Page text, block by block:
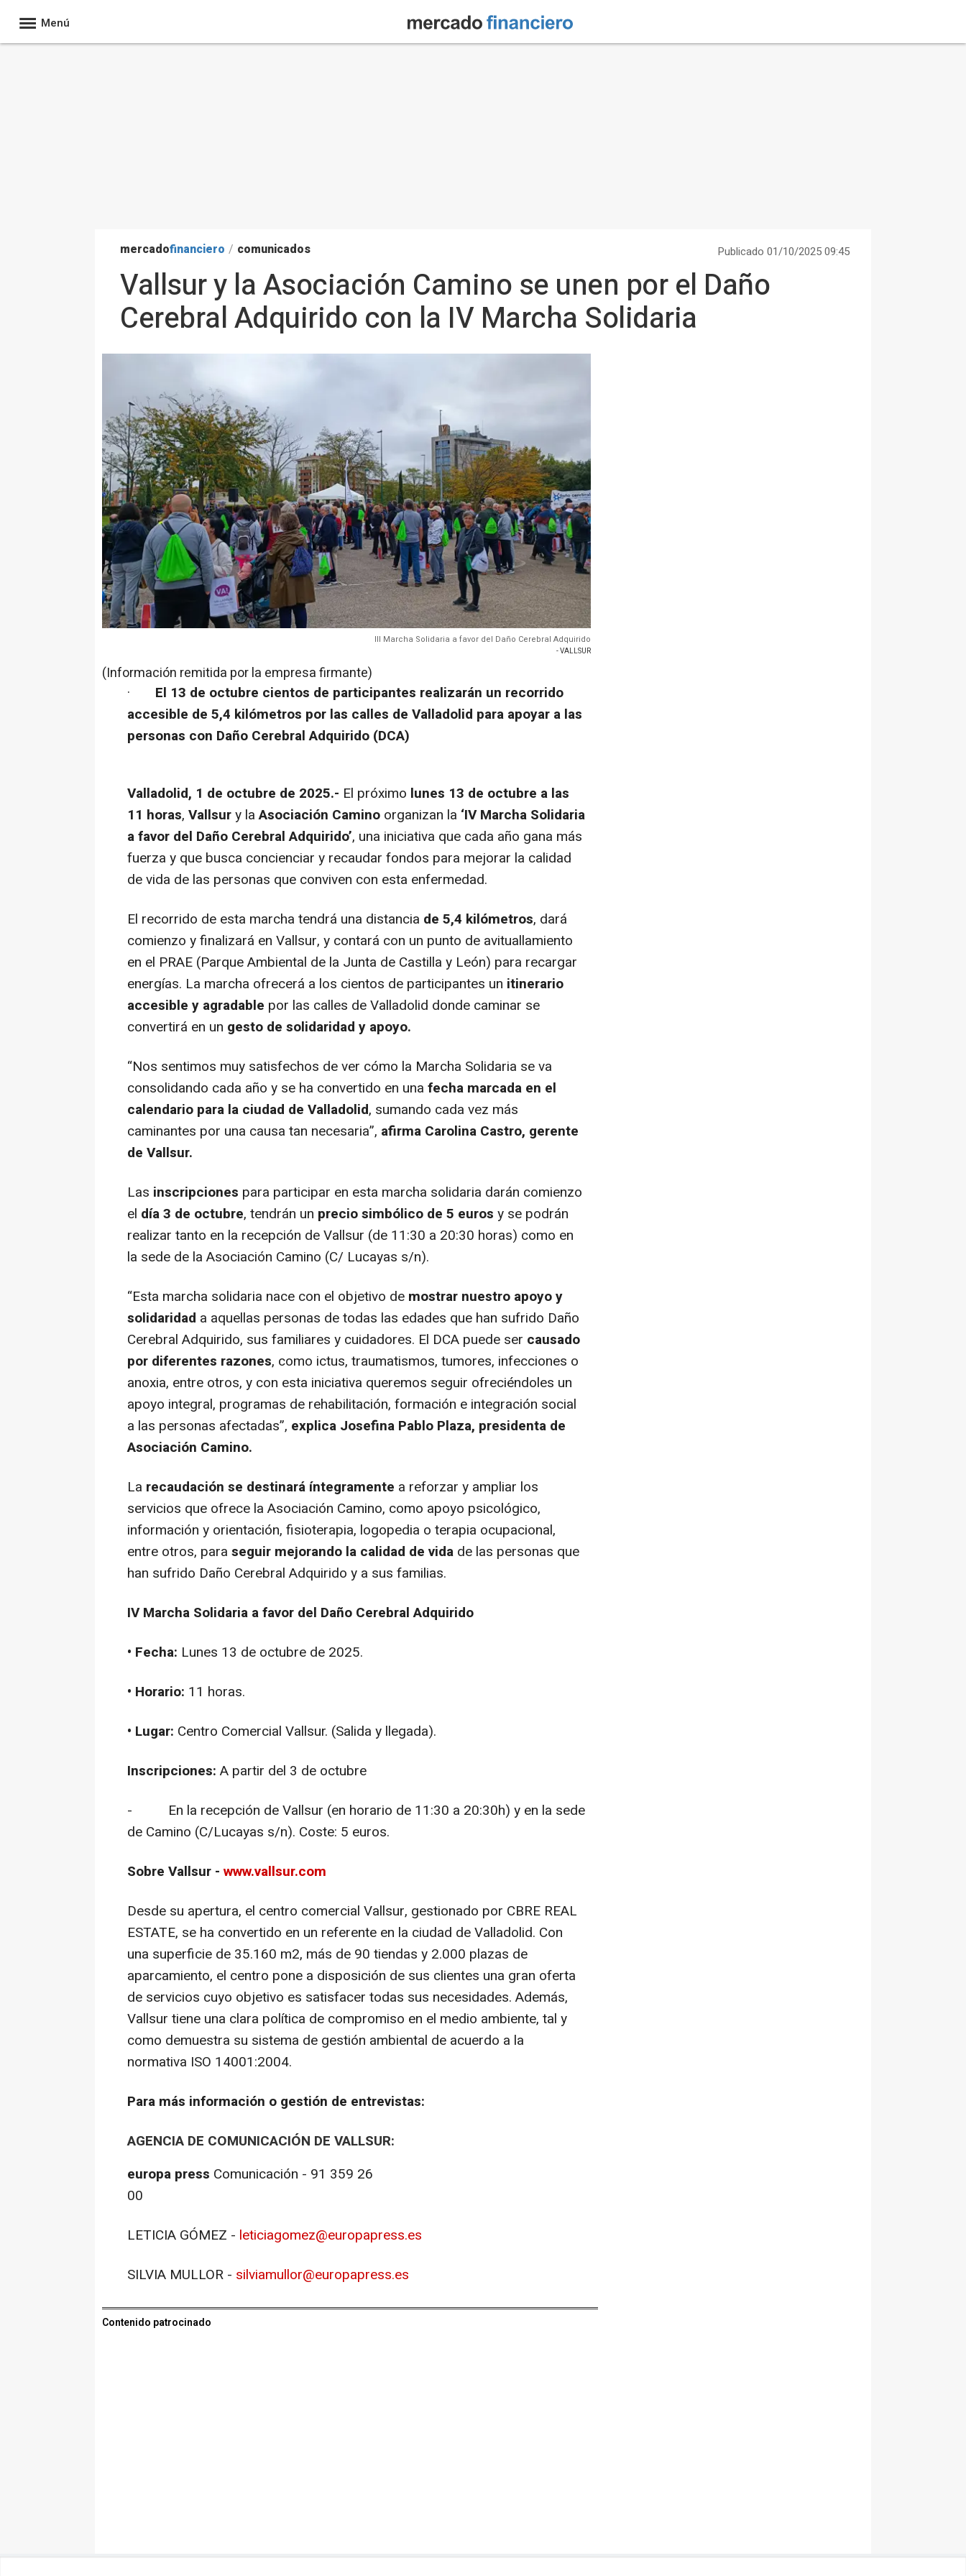
Menú
mercadofinanciero / comunicados Publicado 01/10/2025 09:45
Vallsur y la Asociación Camino se unen por el Daño
Cerebral Adquirido con la IV Marcha Solidaria
III Marcha Solidaria a favor del Daño Cerebral Adquirido
- VALLSUR
(Información remitida por la empresa firmante)
· El 13 de octubre cientos de participantes realizarán un recorrido
accesible de 5,4 kilómetros por las calles de Valladolid para apoyar a las
personas con Daño Cerebral Adquirido (DCA)
Valladolid, 1 de octubre de 2025.- El próximo lunes 13 de octubre a las
11 horas, Vallsury laAsociación Camino organizan la ‘IV Marcha Solidaria
a favor del Daño Cerebral Adquirido’, una iniciativa que cada año gana más
fuerza y que busca concienciar y recaudar fondos para mejorar la calidad
de vida de las personas que conviven con esta enfermedad.
El recorrido de esta marcha tendrá una distancia de 5,4 kilómetros, dará
comienzo y finalizará en Vallsur, y contará con un punto de avituallamiento
en el PRAE (Parque Ambiental de la Junta de Castilla y León) para recargar
energías. La marcha ofrecerá a los cientos de participantes un itinerario
accesible y agradable por las calles de Valladolid donde caminar se
convertirá en un gesto de solidaridad y apoyo.
“Nos sentimos muy satisfechos de ver cómo la Marcha Solidaria se va
consolidando cada año y se ha convertido en una fecha marcada en el
calendario para la ciudad de Valladolid, sumando cada vez más
caminantes por una causa tan necesaria”, afirma Carolina Castro, gerente
de Vallsur.
Las inscripciones para participar en esta marcha solidaria darán comienzo
el día 3 de octubre, tendrán un precio simbólico de 5 euros y se podrán
realizar tanto en la recepción de Vallsur (de 11:30 a 20:30 horas) como en
la sede de la Asociación Camino (C/ Lucayas s/n).
“Esta marcha solidaria nace con el objetivo de mostrar nuestro apoyo y
solidaridad a aquellas personas de todas las edades que han sufrido Daño
Cerebral Adquirido, sus familiares y cuidadores. El DCA puede ser causado
por diferentes razones, como ictus, traumatismos, tumores, infecciones o
anoxia, entre otros, y con esta iniciativa queremos seguir ofreciéndoles un
apoyo integral, programas de rehabilitación, formación e integración social
a las personas afectadas”, explica Josefina Pablo Plaza, presidenta de
Asociación Camino.
La recaudación se destinará íntegramente a reforzar y ampliar los
servicios que ofrece la Asociación Camino, como apoyo psicológico,
información y orientación, fisioterapia, logopedia o terapia ocupacional,
entre otros, para seguir mejorando la calidad de vida de las personas que
han sufrido Daño Cerebral Adquirido y a sus familias.
IV Marcha Solidaria a favor del Daño Cerebral Adquirido
• Fecha: Lunes 13 de octubre de 2025.
• Horario: 11 horas.
• Lugar: Centro Comercial Vallsur. (Salida y llegada).
Inscripciones: A partir del 3 de octubre
- En la recepción de Vallsur (en horario de 11:30 a 20:30h) y en la sede
de Camino (C/Lucayas s/n). Coste: 5 euros.
Sobre Vallsur - www.vallsur.com
Desde su apertura, el centro comercial Vallsur, gestionado por CBRE REAL
ESTATE, se ha convertido en un referente en la ciudad de Valladolid. Con
una superficie de 35.160 m2, más de 90 tiendas y 2.000 plazas de
aparcamiento, el centro pone a disposición de sus clientes una gran oferta
de servicios cuyo objetivo es satisfacer todas sus necesidades. Además,
Vallsur tiene una clara política de compromiso en el medio ambiente, tal y
como demuestra su sistema de gestión ambiental de acuerdo a la
normativa ISO 14001:2004.
Para más información o gestión de entrevistas:
AGENCIA DE COMUNICACIÓN DE VALLSUR:
europa press Comunicación - 91 359 26
00
LETICIA GÓMEZ - leticiagomez@europapress.es
SILVIA MULLOR - silviamullor@europapress.es
Contenido patrocinado